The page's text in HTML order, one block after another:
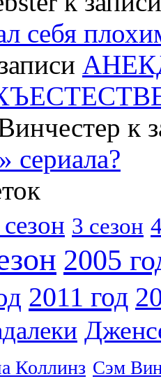
себя
к
сериала?
3 сезон
2005
2011 год
Коллинз Сэм